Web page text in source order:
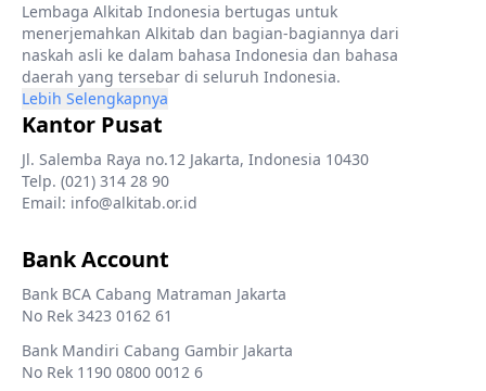
Lembaga Alkitab Indonesia bertugas untuk
menerjemahkan Alkitab dan bagian-bagiannya dari
naskah asli ke dalam bahasa Indonesia dan bahasa
daerah yang tersebar di seluruh Indonesia.
Lebih Selengkapnya
Kantor Pusat
Jl. Salemba Raya no.12 Jakarta, Indonesia 10430
Telp. (021) 314 28 90
Email: info@alkitab.or.id
Bank Account
Bank BCA Cabang Matraman Jakarta
No Rek 3423 0162 61
Bank Mandiri Cabang Gambir Jakarta
No Rek 1190 0800 0012 6